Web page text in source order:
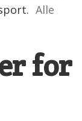
Alle
for